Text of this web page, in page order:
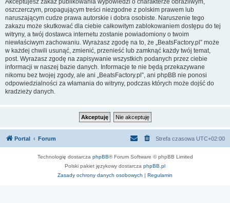
Akceptujesz zakaz publikowania wypowiedzi o charakterze obraźliwym,
oszczerczym, propagującym treści niezgodne z polskim prawem lub
naruszającym cudze prawa autorskie i dobra osobiste. Naruszenie tego
zakazu może skutkować dla ciebie całkowitym zablokowaniem dostępu do tej
witryny, a twój dostawca internetu zostanie powiadomiony o twoim
niewłaściwym zachowaniu. Wyrażasz zgodę na to, że „BeatsFactory.pl” może
w każdej chwili usunąć, zmienić, przenieść lub zamknąć każdy twój temat,
post. Wyrażasz zgodę na zapisywanie wszystkich podanych przez ciebie
informacji w naszej bazie danych. Informacje te nie będą przekazywane
nikomu bez twojej zgody, ale ani „BeatsFactory.pl”, ani phpBB nie ponosi
odpowiedzialności za włamania do witryny, podczas których może dojść do
kradzieży danych.
Portal Forum Strefa czasowa UTC+02:00
Technologię dostarcza phpBB® Forum Software © phpBB Limited
Polski pakiet językowy dostarcza phpBB.pl
Zasady ochrony danych osobowych | Regulamin